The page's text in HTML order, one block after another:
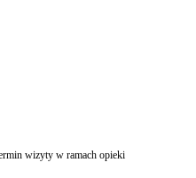
wizyty w ramach opieki